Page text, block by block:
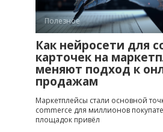
Полезное
Как нейросети для
карточек на
меняют подход к
продажам
Маркетплейсы стали основной
commerce для миллионов
площадок привёл